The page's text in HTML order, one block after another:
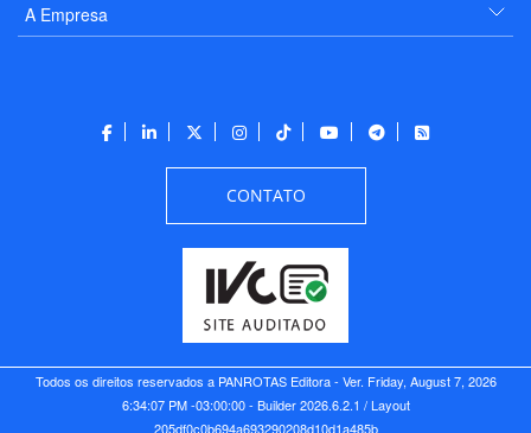
A Empresa
CONTATO
Todos os direitos reservados a PANROTAS Editora - Ver. Friday, August 7, 2026
6:34:07 PM -03:00:00 - Builder 2026.6.2.1 / Layout
205df0c0b694a693290208d10d1a485b